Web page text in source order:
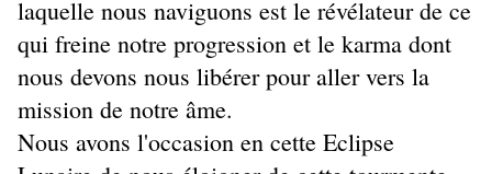
laquelle nous naviguons est le révélateur de ce
qui freine notre progression et le karma dont
nous devons nous libérer pour aller vers la
mission de notre âme.
Nous avons l'occasion en cette Eclipse